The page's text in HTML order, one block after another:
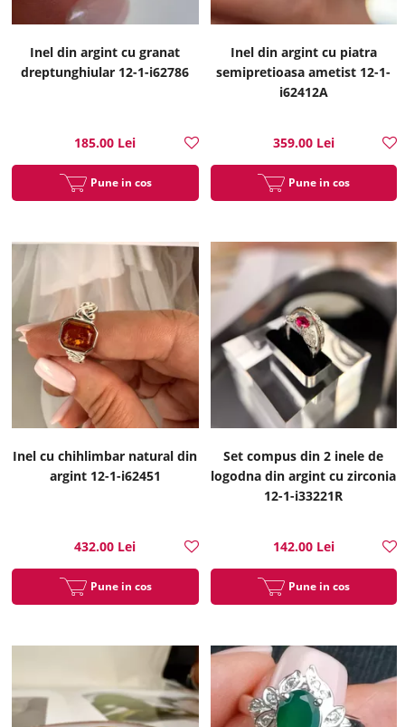
Inel din argint cu granat
dreptunghiular 12-1-i62786
185.00 Lei
Pune in cos
Inel din argint cu piatra
semipretioasa ametist 12-1-
i62412A
359.00 Lei
Pune in cos
Inel cu chihlimbar natural din
argint 12-1-i62451
432.00 Lei
Pune in cos
Set compus din 2 inele de
logodna din argint cu zirconia
12-1-i33221R
142.00 Lei
Pune in cos